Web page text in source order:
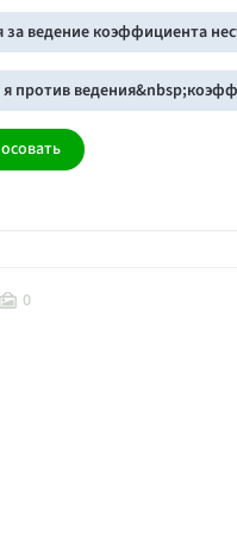
за ведение коэффициента
я против
0